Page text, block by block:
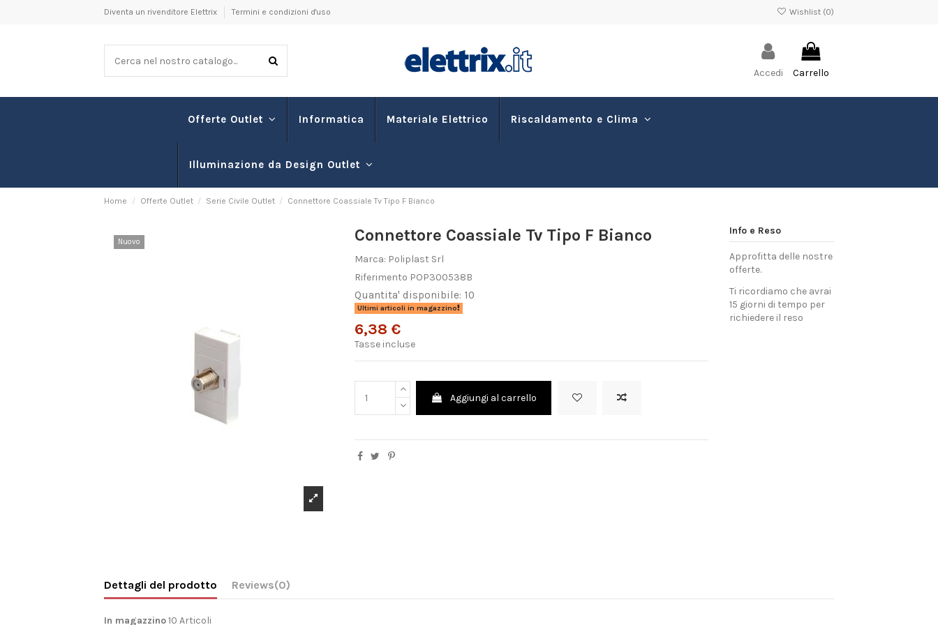
Diventa un rivenditore Elettrix Termini e condizioni d'uso Wishlist (0)
Accedi Carrello
Offerte Outlet Informatica Materiale Elettrico Riscaldamento e Clima
Illuminazione da Design Outlet
Home Offerte Outlet Serie Civile Outlet Connettore Coassiale Tv Tipo F Bianco
Nuovo Connettore Coassiale Tv Tipo F Bianco
Marca: Poliplast Srl
Riferimento POP300538B
Quantita' disponibile: 10
Ultimi articoli in magazzino
6,38 €
Tasse incluse
Aggiungi al carrello
Info e Reso
Approfitta delle nostre
offerte.
Ti ricordiamo che avrai
15 giorni di tempo per
richiedere il reso
Dettagli del prodotto Reviews(0)
In magazzino 10 Articoli